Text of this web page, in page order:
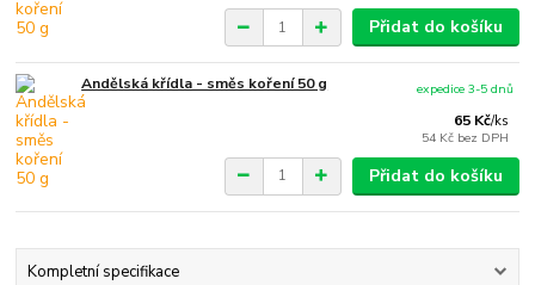
Přidat do košíku
Andělská křídla - směs koření 50 g
65 Kč/ks
54 Kč bez DPH
expedice 3-5 dnů
Přidat do košíku
Kompletní specifikace